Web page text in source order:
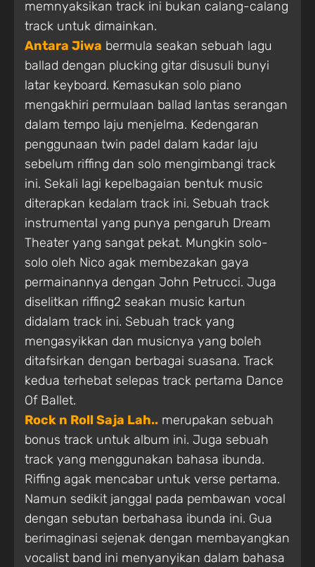
memnyaksikan track ini bukan calang-calang
track untuk dimainkan.
Antara Jiwa bermula seakan sebuah lagu
ballad dengan plucking gitar disusuli bunyi
latar keyboard. Kemasukan solo piano
mengakhiri permulaan ballad lantas serangan
dalam tempo laju menjelma. Kedengaran
penggunaan twin padel dalam kadar laju
sebelum riffing dan solo mengimbangi track
ini. Sekali lagi kepelbagaian bentuk music
diterapkan kedalam track ini. Sebuah track
instrumental yang punya pengaruh Dream
Theater yang sangat pekat. Mungkin solo-
solo oleh Nico agak membezakan gaya
permainannya dengan John Petrucci. Juga
diselitkan riffing2 seakan music kartun
didalam track ini. Sebuah track yang
mengasyikkan dan musicnya yang boleh
ditafsirkan dengan berbagai suasana. Track
kedua terhebat selepas track pertama Dance
Of Ballet.
Rock n Roll Saja Lah.. merupakan sebuah
bonus track untuk album ini. Juga sebuah
track yang menggunakan bahasa ibunda.
Riffing agak mencabar untuk verse pertama.
Namun sedikit janggal pada pembawan vocal
dengan sebutan berbahasa ibunda ini. Gua
berimaginasi sejenak dengan membayangkan
vocalist band ini menyanyikan dalam bahasa